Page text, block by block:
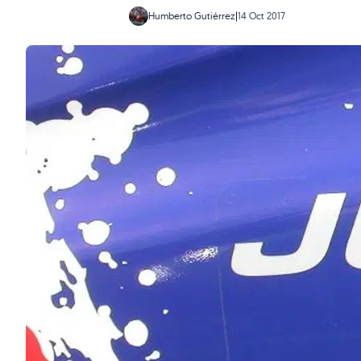
Humberto Gutiérrez|14 Oct 2017